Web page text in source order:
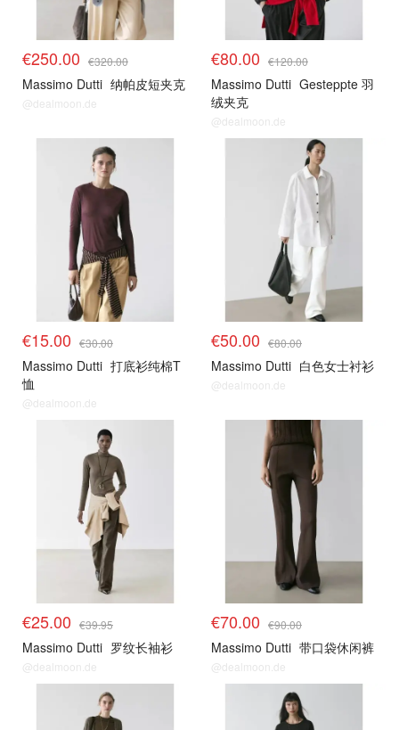
€250.00 €320.00
Massimo Dutti 纳帕皮短夹克
@dealmoon.de
€80.00 €120.00
Massimo Dutti Gesteppte 羽
绒夹克
@dealmoon.de
€15.00 €30.00
Massimo Dutti 打底衫纯棉T
恤
@dealmoon.de
€50.00 €80.00
Massimo Dutti 白色女士衬衫
@dealmoon.de
€25.00 €39.95
Massimo Dutti 罗纹长袖衫
@dealmoon.de
€70.00 €90.00
Massimo Dutti 带口袋休闲裤
@dealmoon.de